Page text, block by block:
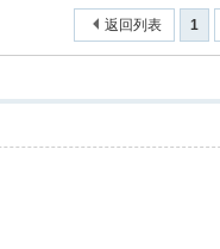
1
返回列表